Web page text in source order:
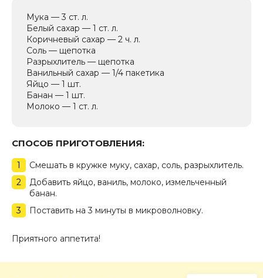
Мука — 3 ст. л.
Белый сахар — 1 ст. л.
Коричневый сахар — 2 ч. л.
Соль — щепотка
Разрыхлитель — щепотка
Ванильный сахар — 1/4 пакетика
Яйцо — 1 шт.
Банан — 1 шт.
Молоко — 1 ст. л.
СПОСОБ ПРИГОТОВЛЕНИЯ:
Смешать в кружке муку, сахар, соль, разрыхлитель.
Добавить яйцо, ваниль, молоко, измельченный
банан.
Поставить на 3 минуты в микроволновку.
Приятного аппетита!